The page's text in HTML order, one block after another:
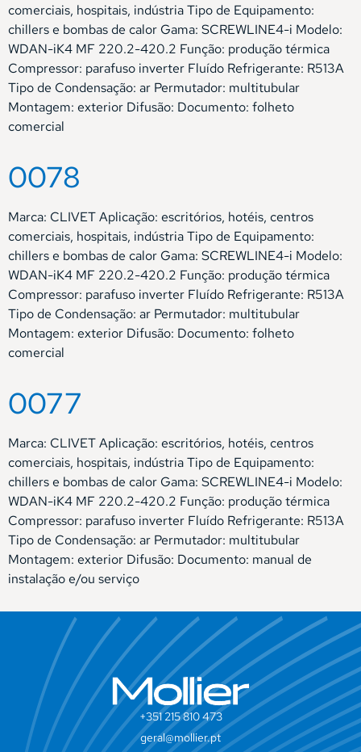
comerciais, hospitais, indústria Tipo de Equipamento:
chillers e bombas de calor Gama: SCREWLINE4-i Modelo:
WDAN-iK4 MF 220.2-420.2 Função: produção térmica
Compressor: parafuso inverter Fluído Refrigerante: R513A
Tipo de Condensação: ar Permutador: multitubular
Montagem: exterior Difusão: Documento: folheto
comercial
0078
Marca: CLIVET Aplicação: escritórios, hotéis, centros
comerciais, hospitais, indústria Tipo de Equipamento:
chillers e bombas de calor Gama: SCREWLINE4-i Modelo:
WDAN-iK4 MF 220.2-420.2 Função: produção térmica
Compressor: parafuso inverter Fluído Refrigerante: R513A
Tipo de Condensação: ar Permutador: multitubular
Montagem: exterior Difusão: Documento: folheto
comercial
0077
Marca: CLIVET Aplicação: escritórios, hotéis, centros
comerciais, hospitais, indústria Tipo de Equipamento:
chillers e bombas de calor Gama: SCREWLINE4-i Modelo:
WDAN-iK4 MF 220.2-420.2 Função: produção térmica
Compressor: parafuso inverter Fluído Refrigerante: R513A
Tipo de Condensação: ar Permutador: multitubular
Montagem: exterior Difusão: Documento: manual de
instalação e/ou serviço
+351 215 810 473
geral@mollier.pt